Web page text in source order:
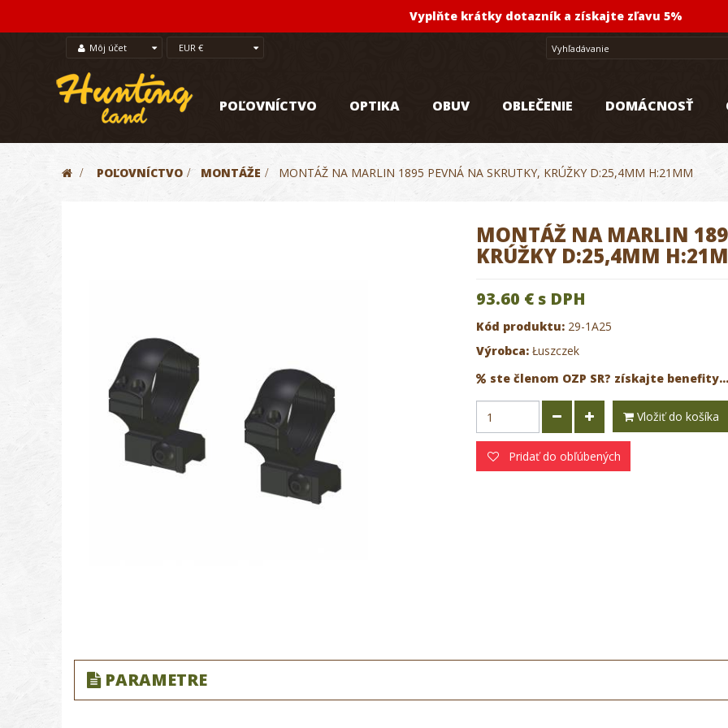
Vyplňte krátky dotazník a získajte zľavu 5%
Môj účet EUR €
POĽOVNÍCTVO OPTIKA OBUV OBLEČENIE DOMÁCNOSŤ
> POĽOVNÍCTVO > MONTÁŽE > MONTÁŽ NA MARLIN 1895 PEVNÁ NA SKRUTKY, KRÚŽKY D:25,4MM H:21MM
MONTÁŽ NA MARLIN
KRÚŽKY D:25,4MM
93.60 €s DPH
Kód produktu: 29-1A25
Výrobca: Łuszczek
ste členom OZP SR? získajte benefity...
Vložiť do košíka
Pridať do obľúbených
PARAMETRE